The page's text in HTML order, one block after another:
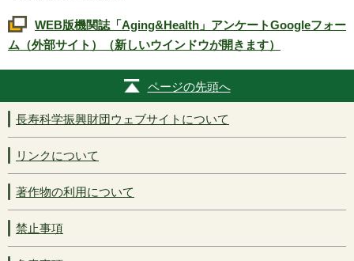
WEB版機関誌「Aging&Health 」アンケートGoogleフォー
ム（外部サイト）（新しいウインドウが開きます）
ページの先頭へ
長寿科学振興財団ウェブサイトについて
リンクについて
著作物の利用について
禁止事項